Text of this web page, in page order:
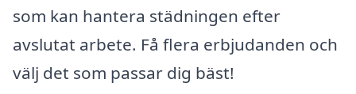
som kan hantera städningen efter
avslutat arbete. Få flera erbjudanden och
välj det som passar dig bäst!